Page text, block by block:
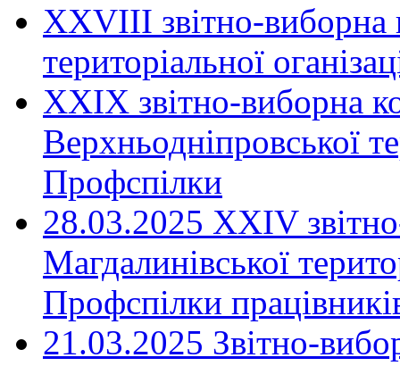
ХХVIII звітно-виборна
територіальної
XXIX звітно-виборна
Верхньодніпровської
Профспілки
28.03.2025 ХХІV
Магдалинівської
Профспілки
21.03.2025 Звітно-